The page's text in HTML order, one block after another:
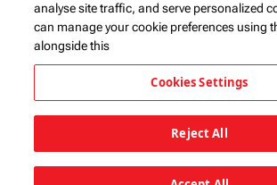
analyse site traffic, and serve personalized
can manage your cookie preferences using
alongside this
Cookies Settings
Reject All